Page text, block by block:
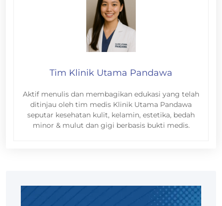
Tim Klinik Utama Pandawa
Aktif menulis dan membagikan edukasi yang telah
ditinjau oleh tim medis Klinik Utama Pandawa
seputar kesehatan kulit, kelamin, estetika, bedah
minor & mulut dan gigi berbasis bukti medis.